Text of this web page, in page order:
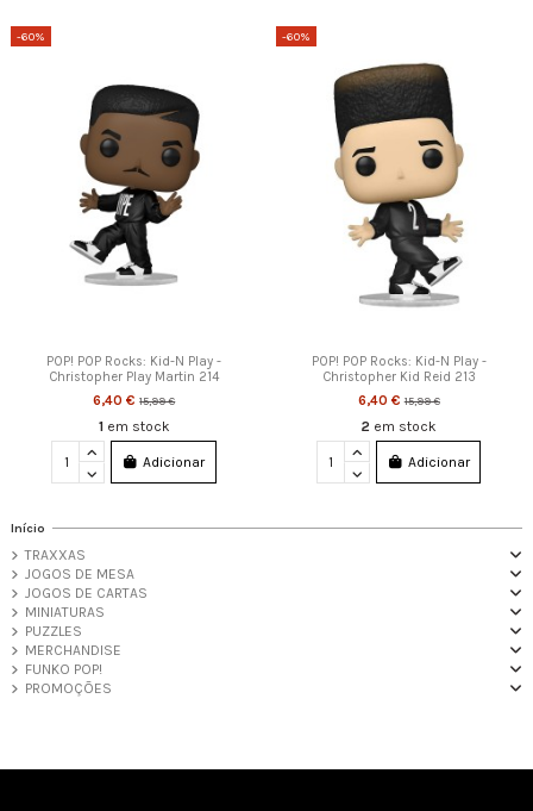
-60%
POP! POP Rocks: Kid-N Play -
Christopher Play Martin 214
6,40 €15,99 €
1 em stock
Adicionar
-60%
POP! POP Rocks: Kid-N Play -
Christopher Kid Reid 213
6,40 €15,99 €
2 em stock
Adicionar
Início
TRAXXAS
JOGOS DE MESA
JOGOS DE CARTAS
MINIATURAS
PUZZLES
MERCHANDISE
FUNKO POP!
PROMOÇÕES